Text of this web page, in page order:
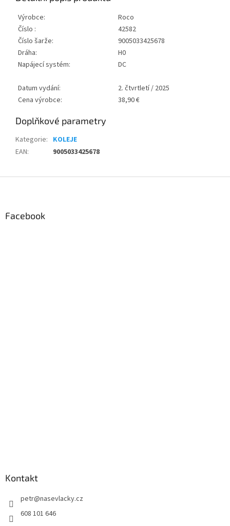
Výrobce:
Roco
Číslo :
42582
Číslo šarže:
9005033425678
Dráha:
H0
Napájecí systém:
DC
Datum vydání:
2. čtvrtletí / 2025
Cena výrobce:
38,90 €
Doplňkové parametry
Kategorie: KOLEJE
EAN: 9005033425678
Facebook
Kontakt
petr@nasevlacky.cz
608 101 646